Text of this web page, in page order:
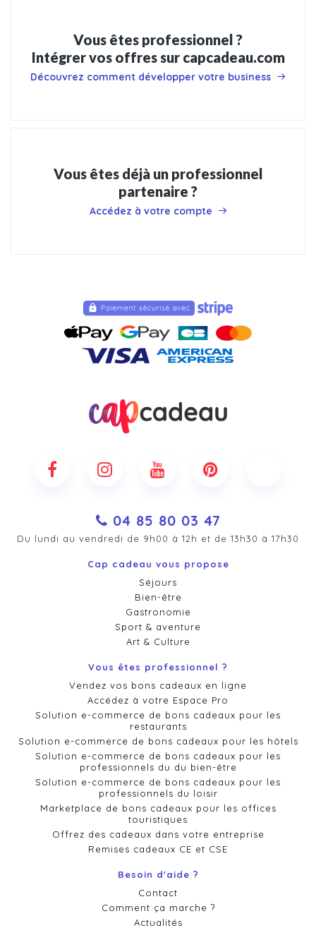
Vous êtes professionnel ?
Intégrer vos offres sur capcadeau.com
Découvrez comment développer votre business
Vous êtes déjà un professionnel
partenaire ?
Accédez à votre compte
04 85 80 03 47
Du lundi au vendredi de 9h00 à 12h et de 13h30 à 17h30
Cap cadeau vous propose
Séjours
Bien-être
Gastronomie
Sport & aventure
Art & Culture
Vous êtes professionnel ?
Vendez vos bons cadeaux en ligne
Accédez à votre Espace Pro
Solution e-commerce de bons cadeaux pour les
restaurants
Solution e-commerce de bons cadeaux pour les hôtels
Solution e-commerce de bons cadeaux pour les
professionnels du du bien-être
Solution e-commerce de bons cadeaux pour les
professionnels du loisir
Marketplace de bons cadeaux pour les offices
touristiques
Offrez des cadeaux dans votre entreprise
Remises cadeaux CE et CSE
Besoin d'aide ?
Contact
Comment ça marche ?
Actualités